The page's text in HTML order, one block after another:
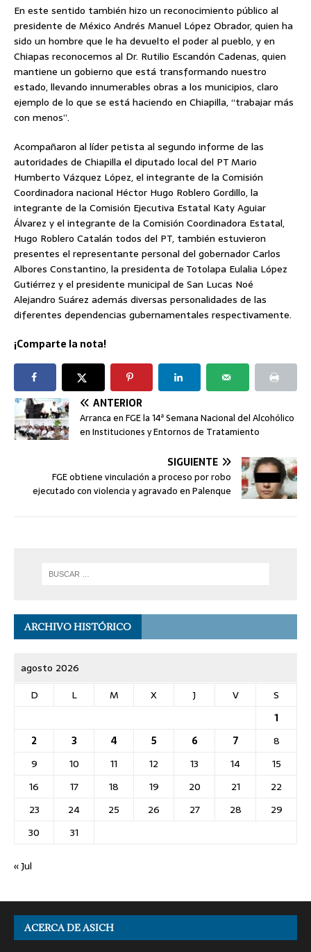
En este sentido también hizo un reconocimiento público al
presidente de México Andrés Manuel López Obrador, quien ha
sido un hombre que le ha devuelto el poder al pueblo, y en
Chiapas reconocemos al Dr. Rutilio Escandón Cadenas, quien
mantiene un gobierno que está transformando nuestro
estado, llevando innumerables obras a los municipios, claro
ejemplo de lo que se está haciendo en Chiapilla, “trabajar más
con menos”.
Acompañaron al líder petista al segundo informe de las
autoridades de Chiapilla el diputado local del PT Mario
Humberto Vázquez López, el integrante de la Comisión
Coordinadora nacional Héctor Hugo Roblero Gordillo, la
integrante de la Comisión Ejecutiva Estatal Katy Aguiar
Álvarez y el integrante de la Comisión Coordinadora Estatal,
Hugo Roblero Catalán todos del PT, también estuvieron
presentes el representante personal del gobernador Carlos
Albores Constantino, la presidenta de Totolapa Eulalia López
Gutiérrez y el presidente municipal de San Lucas Noé
Alejandro Suárez además diversas personalidades de las
diferentes dependencias gubernamentales respectivamente.
¡Comparte la nota!
ANTERIOR
Arranca en FGE la 14ª Semana Nacional del Alcohólico
en Instituciones y Entornos de Tratamiento
SIGUIENTE
FGE obtiene vinculación a proceso por robo
ejecutado con violencia y agravado en Palenque
ARCHIVO HISTÓRICO
agosto 2026
D
L M X J V
S
1
2
3 4 5 6 7
8
9
10 11 12 13 14
15
16
17 18 19 20 21
22
23
24 25 26 27 28
29
30
31
« Jul
ACERCA DE ASICH